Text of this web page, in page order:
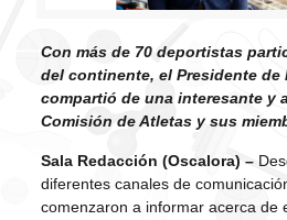
Con más de 70 deportistas
del continente, el Presidente de
compartió de una interesante y
Comisión de Atletas y sus
Sala Redacción (Oscalora) –
diferentes canales de
comenzaron a informar acerca de